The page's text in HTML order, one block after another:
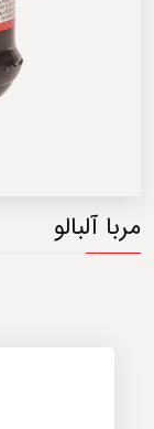
مربا آلبالو